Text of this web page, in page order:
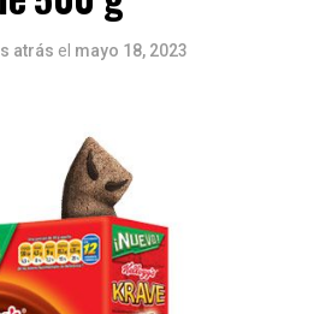
atrás el mayo 18, 2023